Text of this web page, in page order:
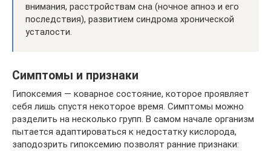
внимания, расстройствам сна (ночное апноэ и его
последствия), развитием синдрома хронической
усталости.
Симптомы и признаки
Гипоксемия — коварное состояние, которое проявляет
себя лишь спустя некоторое время. Симптомы можно
разделить на несколько групп. В самом начале организм
пытается адаптироваться к недостатку кислорода,
заподозрить гипоксемию позволят ранние признаки: